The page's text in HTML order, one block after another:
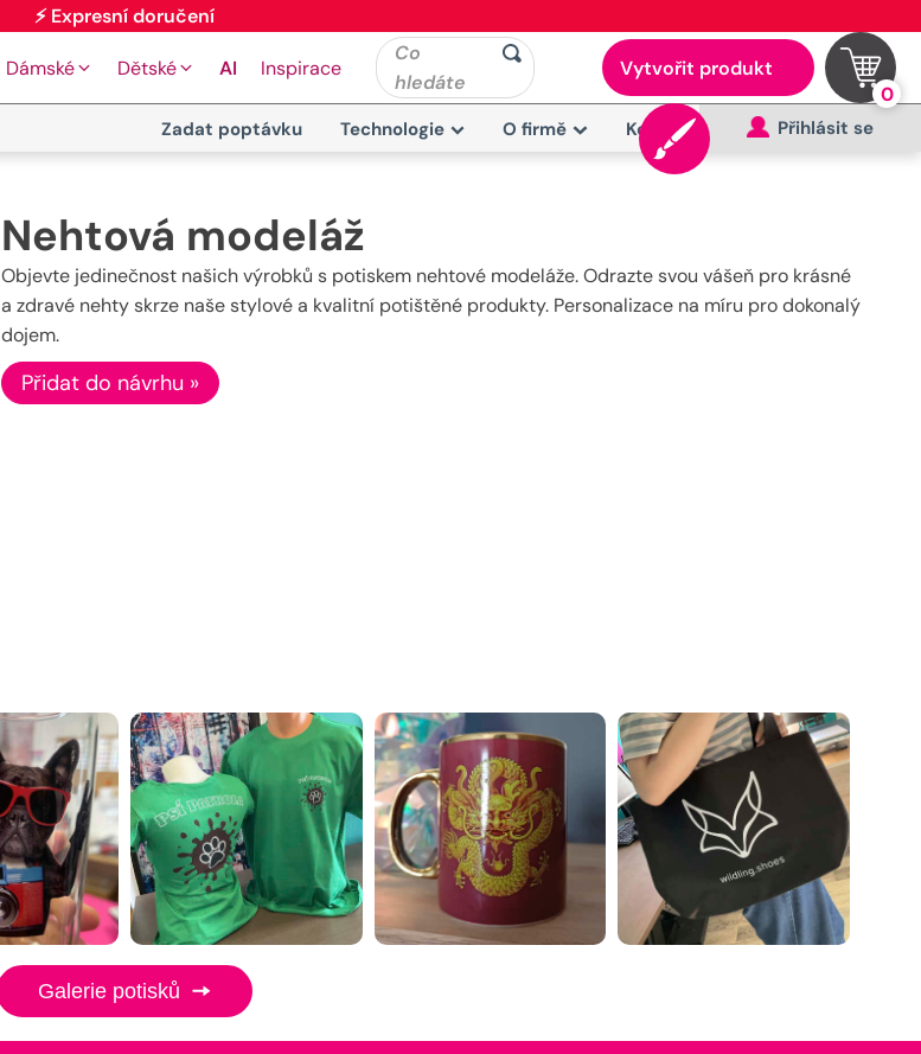
Dámské Dětské AI Inspirace
Co
hledáte
Vytvořit produkt
0
Zadat poptávku Technologie O firmě Kontakt Přihlásit se
Nehtová modeláž
Objevte jedinečnost našich výrobků s potiskem nehtové modeláže. Odrazte svou vášeň pro krásné
a zdravé nehty skrze naše stylové a kvalitní potištěné produkty. Personalizace na míru pro dokonalý
dojem.
Přidat do návrhu »
Galerie potisků